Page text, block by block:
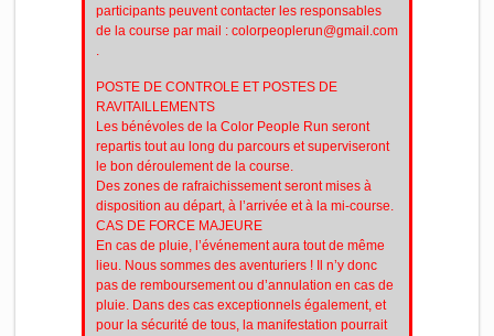
participants peuvent contacter les responsables
de la course par mail : colorpeoplerun@gmail.com
POSTE DE CONTROLE ET POSTES DE
RAVITAILLEMENTS
Les bénévoles de la Color People Run seront
repartis tout au long du parcours et superviseront
le bon déroulement de la course.
Des zones de rafraichissement seront mises à
disposition au départ, à l’arrivée et à la mi-course.
CAS DE FORCE MAJEURE
En cas de pluie, l’événement aura tout de même
lieu. Nous sommes des aventuriers ! Il n’y donc
pas de remboursement ou d’annulation en cas de
pluie. Dans des cas exceptionnels également, et
pour la sécurité de tous, la manifestation pourrait